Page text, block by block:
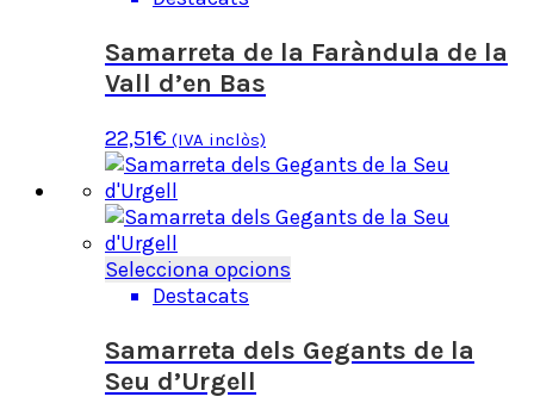
producte
diverses
es
poden
triar
a
pàgina
producte
Samarreta de la Faràndula de la
Vall d’en Bas
22,51€ (IVA inclòs)
Selecciona opcions
diverses
variants.
Destacats
Samarreta dels Gegants de la
Seu d’Urgell